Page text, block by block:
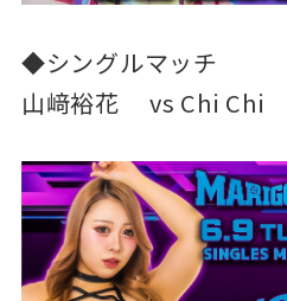
◆シングルマッチ
山﨑裕花 vs Chi Chi